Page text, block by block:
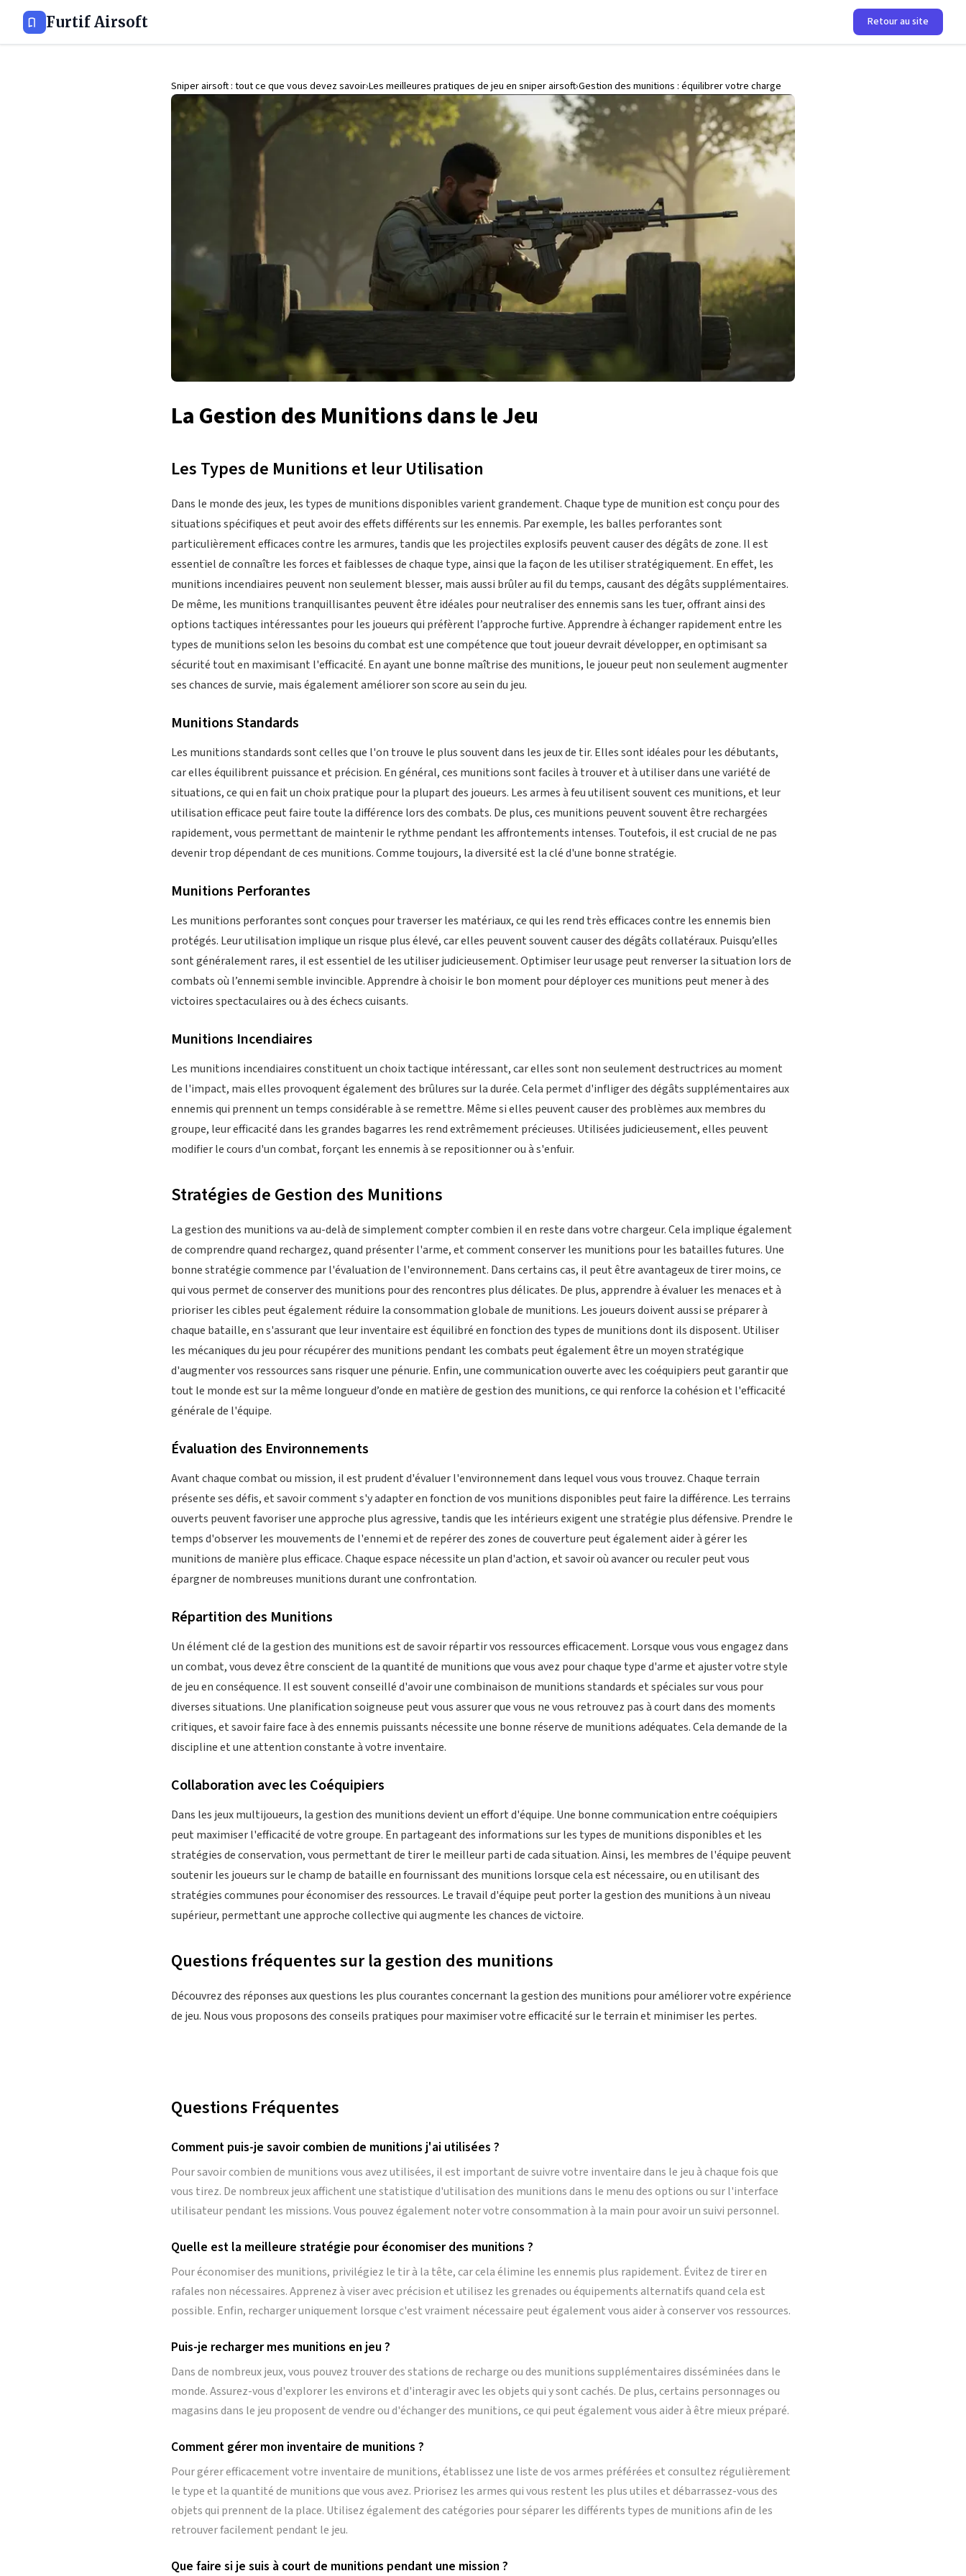
Furtif Airsoft Retour au site
Sniper airsoft : tout ce que vous devez savoir Les meilleures pratiques de jeu en sniper airsoft Gestion des munitions : équilibrer votre charge
La Gestion des Munitions dans le Jeu
Les Types de Munitions et leur Utilisation
Dans le monde des jeux, les types de munitions disponibles varient grandement. Chaque type de munition est conçu pour des
situations spécifiques et peut avoir des effets différents sur les ennemis. Par exemple, les balles perforantes sont
particulièrement efficaces contre les armures, tandis que les projectiles explosifs peuvent causer des dégâts de zone. Il est
essentiel de connaître les forces et faiblesses de chaque type, ainsi que la façon de les utiliser stratégiquement. En effet, les
munitions incendiaires peuvent non seulement blesser, mais aussi brûler au fil du temps, causant des dégâts supplémentaires.
De même, les munitions tranquillisantes peuvent être idéales pour neutraliser des ennemis sans les tuer, offrant ainsi des
options tactiques intéressantes pour les joueurs qui préfèrent l’approche furtive. Apprendre à échanger rapidement entre les
types de munitions selon les besoins du combat est une compétence que tout joueur devrait développer, en optimisant sa
sécurité tout en maximisant l'efficacité. En ayant une bonne maîtrise des munitions, le joueur peut non seulement augmenter
ses chances de survie, mais également améliorer son score au sein du jeu.
Munitions Standards
Les munitions standards sont celles que l'on trouve le plus souvent dans les jeux de tir. Elles sont idéales pour les débutants,
car elles équilibrent puissance et précision. En général, ces munitions sont faciles à trouver et à utiliser dans une variété de
situations, ce qui en fait un choix pratique pour la plupart des joueurs. Les armes à feu utilisent souvent ces munitions, et leur
utilisation efficace peut faire toute la différence lors des combats. De plus, ces munitions peuvent souvent être rechargées
rapidement, vous permettant de maintenir le rythme pendant les affrontements intenses. Toutefois, il est crucial de ne pas
devenir trop dépendant de ces munitions. Comme toujours, la diversité est la clé d'une bonne stratégie.
Munitions Perforantes
Les munitions perforantes sont conçues pour traverser les matériaux, ce qui les rend très efficaces contre les ennemis bien
protégés. Leur utilisation implique un risque plus élevé, car elles peuvent souvent causer des dégâts collatéraux. Puisqu’elles
sont généralement rares, il est essentiel de les utiliser judicieusement. Optimiser leur usage peut renverser la situation lors de
combats où l’ennemi semble invincible. Apprendre à choisir le bon moment pour déployer ces munitions peut mener à des
victoires spectaculaires ou à des échecs cuisants.
Munitions Incendiaires
Les munitions incendiaires constituent un choix tactique intéressant, car elles sont non seulement destructrices au moment
de l'impact, mais elles provoquent également des brûlures sur la durée. Cela permet d'infliger des dégâts supplémentaires aux
ennemis qui prennent un temps considérable à se remettre. Même si elles peuvent causer des problèmes aux membres du
groupe, leur efficacité dans les grandes bagarres les rend extrêmement précieuses. Utilisées judicieusement, elles peuvent
modifier le cours d'un combat, forçant les ennemis à se repositionner ou à s'enfuir.
Stratégies de Gestion des Munitions
La gestion des munitions va au-delà de simplement compter combien il en reste dans votre chargeur. Cela implique également
de comprendre quand rechargez, quand présenter l'arme, et comment conserver les munitions pour les batailles futures. Une
bonne stratégie commence par l'évaluation de l'environnement. Dans certains cas, il peut être avantageux de tirer moins, ce
qui vous permet de conserver des munitions pour des rencontres plus délicates. De plus, apprendre à évaluer les menaces et à
prioriser les cibles peut également réduire la consommation globale de munitions. Les joueurs doivent aussi se préparer à
chaque bataille, en s'assurant que leur inventaire est équilibré en fonction des types de munitions dont ils disposent. Utiliser
les mécaniques du jeu pour récupérer des munitions pendant les combats peut également être un moyen stratégique
d'augmenter vos ressources sans risquer une pénurie. Enfin, une communication ouverte avec les coéquipiers peut garantir que
tout le monde est sur la même longueur d’onde en matière de gestion des munitions, ce qui renforce la cohésion et l'efficacité
générale de l'équipe.
Évaluation des Environnements
Avant chaque combat ou mission, il est prudent d'évaluer l'environnement dans lequel vous vous trouvez. Chaque terrain
présente ses défis, et savoir comment s'y adapter en fonction de vos munitions disponibles peut faire la différence. Les terrains
ouverts peuvent favoriser une approche plus agressive, tandis que les intérieurs exigent une stratégie plus défensive. Prendre le
temps d'observer les mouvements de l'ennemi et de repérer des zones de couverture peut également aider à gérer les
munitions de manière plus efficace. Chaque espace nécessite un plan d'action, et savoir où avancer ou reculer peut vous
épargner de nombreuses munitions durant une confrontation.
Répartition des Munitions
Un élément clé de la gestion des munitions est de savoir répartir vos ressources efficacement. Lorsque vous vous engagez dans
un combat, vous devez être conscient de la quantité de munitions que vous avez pour chaque type d'arme et ajuster votre style
de jeu en conséquence. Il est souvent conseillé d'avoir une combinaison de munitions standards et spéciales sur vous pour
diverses situations. Une planification soigneuse peut vous assurer que vous ne vous retrouvez pas à court dans des moments
critiques, et savoir faire face à des ennemis puissants nécessite une bonne réserve de munitions adéquates. Cela demande de la
discipline et une attention constante à votre inventaire.
Collaboration avec les Coéquipiers
Dans les jeux multijoueurs, la gestion des munitions devient un effort d'équipe. Une bonne communication entre coéquipiers
peut maximiser l'efficacité de votre groupe. En partageant des informations sur les types de munitions disponibles et les
stratégies de conservation, vous permettant de tirer le meilleur parti de cada situation. Ainsi, les membres de l'équipe peuvent
soutenir les joueurs sur le champ de bataille en fournissant des munitions lorsque cela est nécessaire, ou en utilisant des
stratégies communes pour économiser des ressources. Le travail d'équipe peut porter la gestion des munitions à un niveau
supérieur, permettant une approche collective qui augmente les chances de victoire.
Questions fréquentes sur la gestion des munitions
Découvrez des réponses aux questions les plus courantes concernant la gestion des munitions pour améliorer votre expérience
de jeu. Nous vous proposons des conseils pratiques pour maximiser votre efficacité sur le terrain et minimiser les pertes.
Questions Fréquentes
Comment puis-je savoir combien de munitions j'ai utilisées ?
Pour savoir combien de munitions vous avez utilisées, il est important de suivre votre inventaire dans le jeu à chaque fois que
vous tirez. De nombreux jeux affichent une statistique d'utilisation des munitions dans le menu des options ou sur l'interface
utilisateur pendant les missions. Vous pouvez également noter votre consommation à la main pour avoir un suivi personnel.
Quelle est la meilleure stratégie pour économiser des munitions ?
Pour économiser des munitions, privilégiez le tir à la tête, car cela élimine les ennemis plus rapidement. Évitez de tirer en
rafales non nécessaires. Apprenez à viser avec précision et utilisez les grenades ou équipements alternatifs quand cela est
possible. Enfin, recharger uniquement lorsque c'est vraiment nécessaire peut également vous aider à conserver vos ressources.
Puis-je recharger mes munitions en jeu ?
Dans de nombreux jeux, vous pouvez trouver des stations de recharge ou des munitions supplémentaires disséminées dans le
monde. Assurez-vous d'explorer les environs et d'interagir avec les objets qui y sont cachés. De plus, certains personnages ou
magasins dans le jeu proposent de vendre ou d'échanger des munitions, ce qui peut également vous aider à être mieux préparé.
Comment gérer mon inventaire de munitions ?
Pour gérer efficacement votre inventaire de munitions, établissez une liste de vos armes préférées et consultez régulièrement
le type et la quantité de munitions que vous avez. Priorisez les armes qui vous restent les plus utiles et débarrassez-vous des
objets qui prennent de la place. Utilisez également des catégories pour séparer les différents types de munitions afin de les
retrouver facilement pendant le jeu.
Que faire si je suis à court de munitions pendant une mission ?